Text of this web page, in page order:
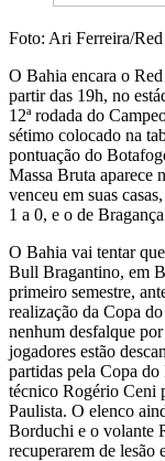
Foto: Ari Ferreira/
O Bahia encara o
partir das 19h, no
12ª rodada do
sétimo colocado na
pontuação do
Massa Bruta aparece
venceu em suas
1 a 0, e o de
O Bahia vai tentar
Bull Bragantino, em
primeiro semestre,
realização da Copa
nenhum desfalque
jogadores estão
partidas pela Copa do
técnico Rogério Ceni
Paulista. O elenco
Borduchi e o volante
recuperarem de lesão